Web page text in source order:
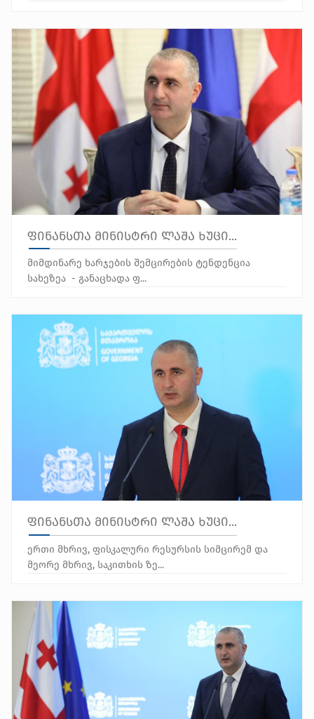
ფინანსთა მინისტრი ლაშა ხუცი...
მიმდინარე ხარჯების შემცირების ტენდენცია
სახეზეა - განაცხადა ფ...
ფინანსთა მინისტრი ლაშა ხუცი...
ერთი მხრივ, ფისკალური რესურსის სიმცირემ და
მეორე მხრივ, საკითხის ზე...